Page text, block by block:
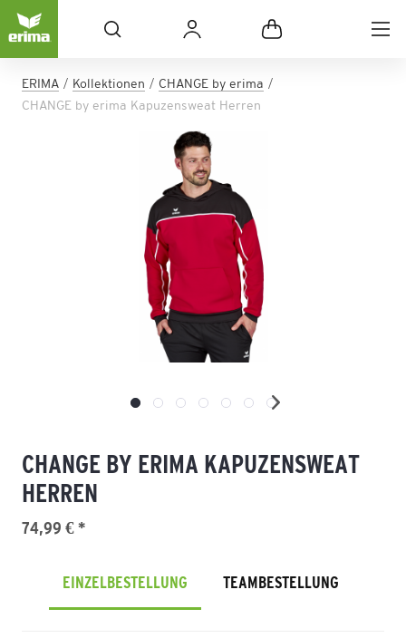
ERIMA Kollektionen
CHANGE by erima
CHANGE by erima Kapuzensweat Herren
CHANGE BY ERIMA KAPUZENSWEAT
HERREN
74,99 € *
EINZELBESTELLUNG TEAMBESTELLUNG